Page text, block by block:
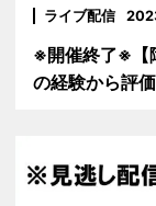
ライブ配信
※開催終了※【
の経験から評